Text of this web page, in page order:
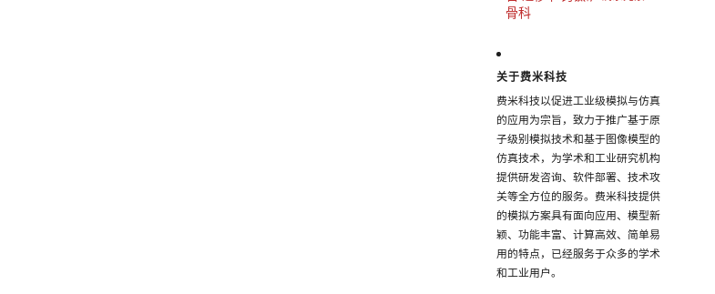
骨科
关于费米科技
费米科技以促进工业级模拟与仿真
的应用为宗旨，致力于推广基于原
子级别模拟技术和基于图像模型的
仿真技术，为学术和工业研究机构
提供研发咨询、软件部署、技术攻
关等全方位的服务。费米科技提供
的模拟方案具有面向应用、模型新
颖、功能丰富、计算高效、简单易
用的特点，已经服务于众多的学术
和工业用户。